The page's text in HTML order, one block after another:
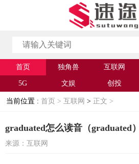
首页 独角兽 互联网
5G 文娱 创投
当前位置 : 首页 > 互联网 > 正文 >
graduated怎么读音（graduated
来源：互联网